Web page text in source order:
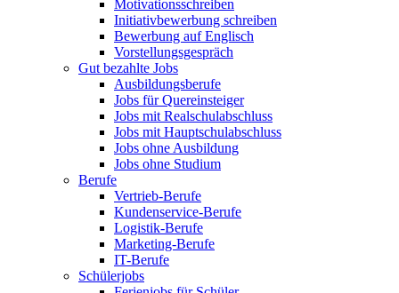
Motivationsschreiben
Initiativbewerbung schreiben
Bewerbung auf Englisch
Vorstellungsgespräch
Gut bezahlte Jobs
Ausbildungsberufe
Jobs für Quereinsteiger
Jobs mit Realschulabschluss
Jobs mit Hauptschulabschluss
Jobs ohne Ausbildung
Jobs ohne Studium
Berufe
Vertrieb-Berufe
Kundenservice-Berufe
Logistik-Berufe
Marketing-Berufe
IT-Berufe
Schülerjobs